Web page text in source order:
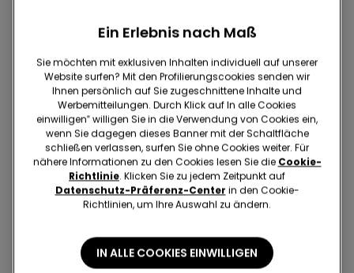
Bio-Baumwolle
1 Farbe
Leggings aus Bio-
Baumwolle
3 Farben
Basic-Leggings mit
Baumwolle
€ 12,99
Ein Erlebnis nach Maß
Sie möchten mit exklusiven Inhalten individuell auf unserer
Website surfen? Mit den Profilierungscookies senden wir
Ihnen persönlich auf Sie zugeschnittene Inhalte und
Werbemitteilungen. Durch Klick auf In alle Cookies
einwilligen‟ willigen Sie in die Verwendung von Cookies ein,
wenn Sie dagegen dieses Banner mit der Schaltfläche
schließen verlassen, surfen Sie ohne Cookies weiter. Für
nähere Informationen zu den Cookies lesen Sie die Cookie-
Richtlinie. Klicken Sie zu jedem Zeitpunkt auf
Datenschutz-Präferenz-Center in den Cookie-
Richtlinien, um Ihre Auswahl zu ändern.
IN ALLE COOKIES EINWILLIGEN